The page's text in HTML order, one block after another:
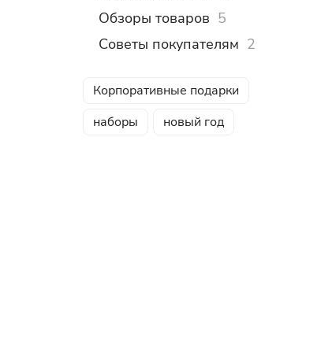
Обзоры товаров 5
Советы покупателям 2
Корпоративные подарки
наборы
новый год